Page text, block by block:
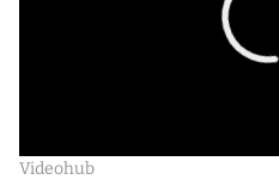
Videohub